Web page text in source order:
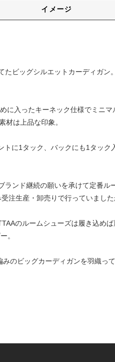
イメージ
たビッグシルエットカーディガン
に入ったキーネック仕様でミニ
材は上品な印象。
トに1タック、バックにも1タック
ランド継続の願いを承けて定番ル
注生産・卸売りで行っていまし
のルームシューズは履き込め
。
のビッグカーディガンを羽織っ